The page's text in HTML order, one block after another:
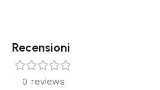
Recensioni
0 reviews